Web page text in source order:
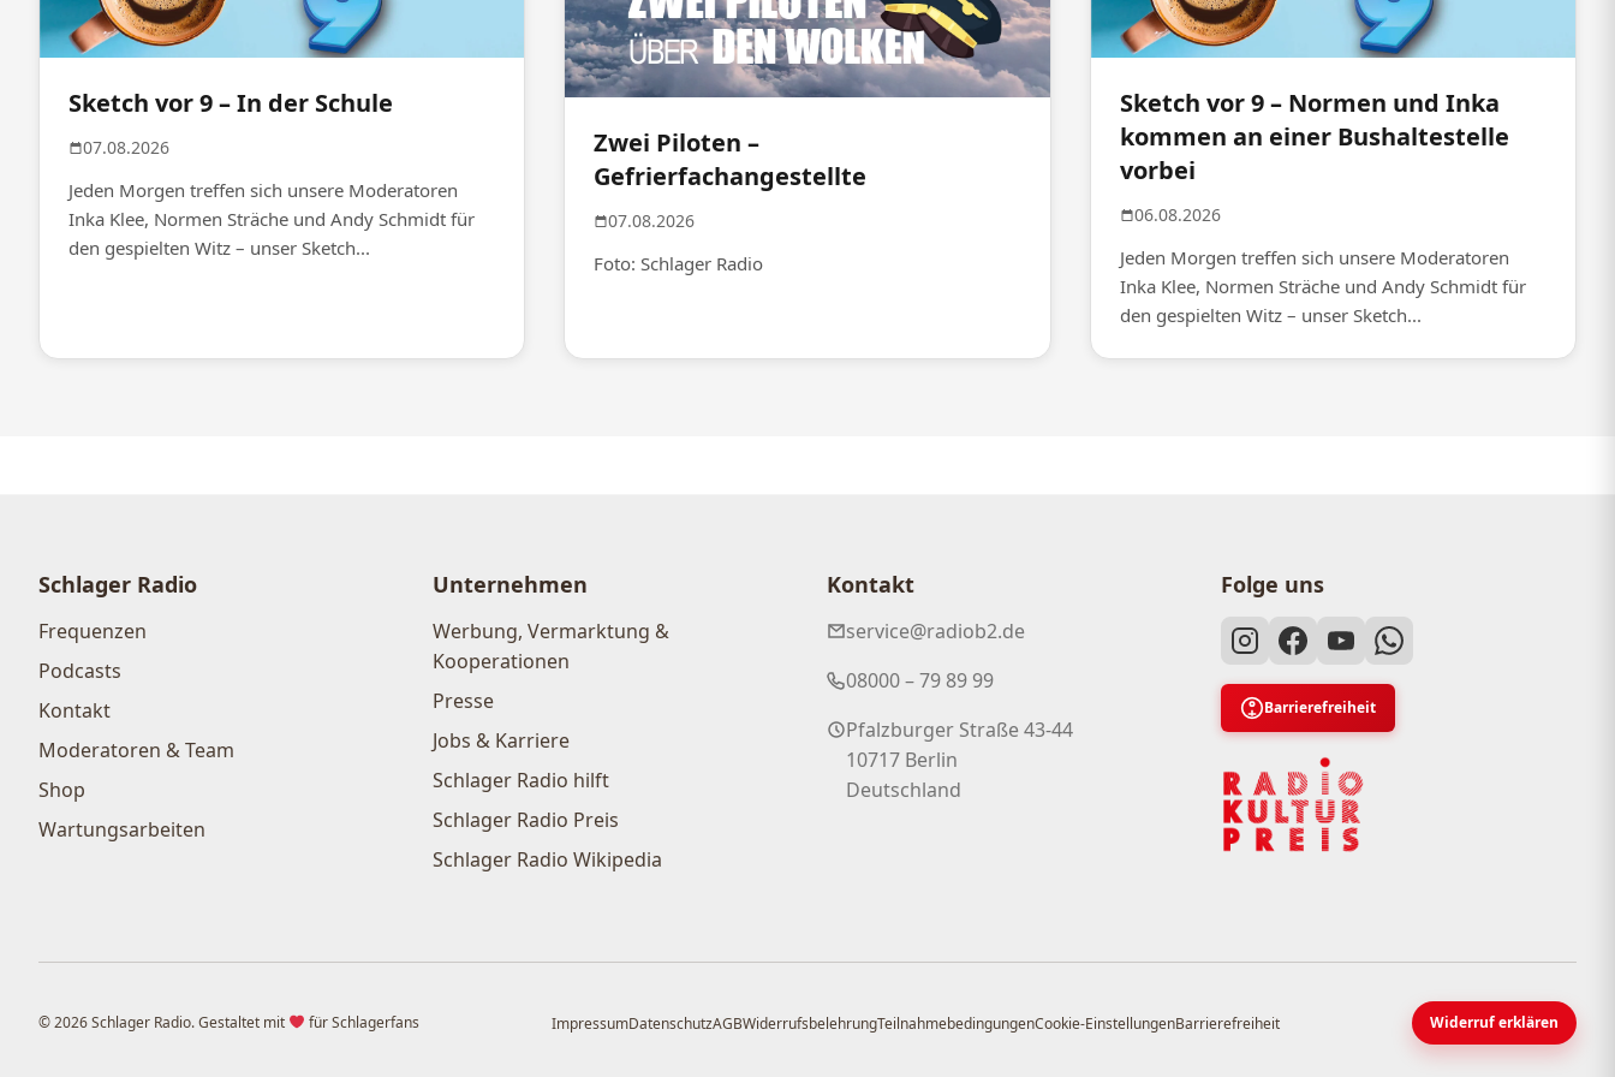
Sketch vor 9 – In der Schule
07.08.2026
Jeden Morgen treffen sich unsere Moderatoren
Inka Klee, Normen Sträche und Andy Schmidt für
den gespielten Witz – unser Sketch...
Zwei Piloten –
Gefrierfachangestellte
07.08.2026
Foto: Schlager Radio
Sketch vor 9 – Normen und Inka
kommen an einer Bushaltestelle
vorbei
06.08.2026
Jeden Morgen treffen sich unsere Moderatoren
Inka Klee, Normen Sträche und Andy Schmidt für
den gespielten Witz – unser Sketch...
Schlager Radio
Frequenzen
Podcasts
Kontakt
Moderatoren & Team
Shop
Wartungsarbeiten
Unternehmen
Werbung, Vermarktung &
Kooperationen
Presse
Jobs & Karriere
Schlager Radio hilft
Schlager Radio Preis
Schlager Radio Wikipedia
Kontakt
service@radiob2.de
08000 – 79 89 99
Pfalzburger Straße 43-44
10717 Berlin
Deutschland
Folge uns
Barrierefreiheit
© 2026 Schlager Radio. Gestaltet mit für Schlagerfans ImpressumDatenschutzAGBWiderrufsbelehrungTeilnahmebedingungenCookie-EinstellungenBarrierefreiheit Widerruf erklären